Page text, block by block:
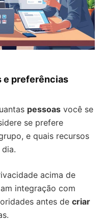
e preferências
pessoas você se
se prefere
e quais recursos
acima de
integração com
antes de criar